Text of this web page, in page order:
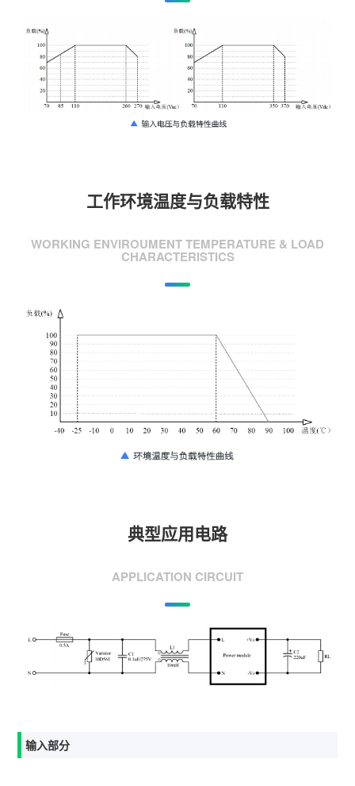
工作环境温度与负载特性
WORKING ENVIROUMENT TEMPERATURE & LOAD
CHARACTERISTICS
典型应用电路
APPLICATION CIRCUIT
输入部分